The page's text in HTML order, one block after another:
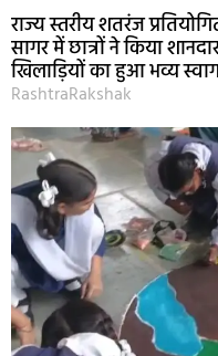
राज्य स्तरीय शतरंज
सागर में छात्रों ने किया
खिलाड़ियों का हुआ भव्य
RashtraRakshak